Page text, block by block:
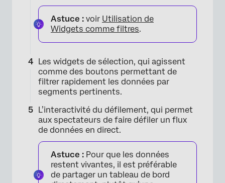
Astuce : voir Utilisation de
Widgets comme filtres.
Les widgets de sélection, qui agissent
comme des boutons permettant de
filtrer rapidement les données par
segments pertinents.
L’interactivité du défilement, qui permet
aux spectateurs de faire défiler un flux
de données en direct.
Astuce : Pour que les données
restent vivantes, il est préférable
de partager un tableau de bord